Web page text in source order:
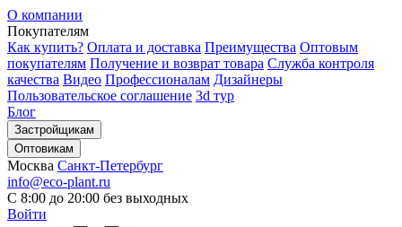
О компании
Покупателям
Как купить? Оплата и доставка Преимущества Оптовым
покупателям Получение и возврат товара Служба контроля
качества Видео Профессионалам Дизайнеры
Пользовательское соглашение 3d тур
Блог
Застройщикам
Оптовикам
Москва Санкт-Петербург
info@eco-plant.ru
С 8:00 до 20:00 без выходных
Войти